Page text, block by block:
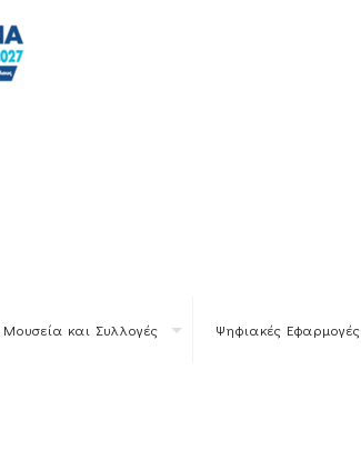
Μουσεία και Συλλογές Ψηφιακές Εφαρμογές